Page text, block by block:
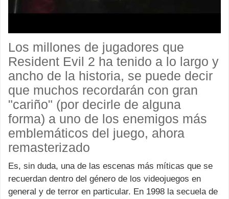
Los millones de jugadores que
Resident Evil 2 ha tenido a lo largo y
ancho de la historia, se puede decir
que muchos recordarán con gran
"cariño" (por decirle de alguna
forma) a uno de los enemigos más
emblemáticos del juego, ahora
remasterizado
Es, sin duda, una de las escenas más míticas que se
recuerdan dentro del género de los videojuegos en
general y de terror en particular. En 1998 la secuela de